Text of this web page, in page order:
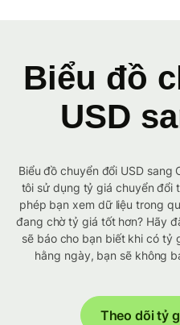
Biểu đồ
USD
Biểu đồ chuyển đổi USD
tôi sử dụng tỷ giá chuyển đổi
phép bạn xem dữ liệu trong
đang chờ tỷ giá tốt hơn? Hãy
sẽ báo cho bạn biết khi có tỷ
hằng ngày, bạn sẽ không
Theo dõi tỷ